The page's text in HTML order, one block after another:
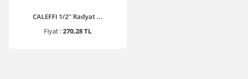
CALEFFI 1/2'' Radyat ...
Fiyat :270,28 TL